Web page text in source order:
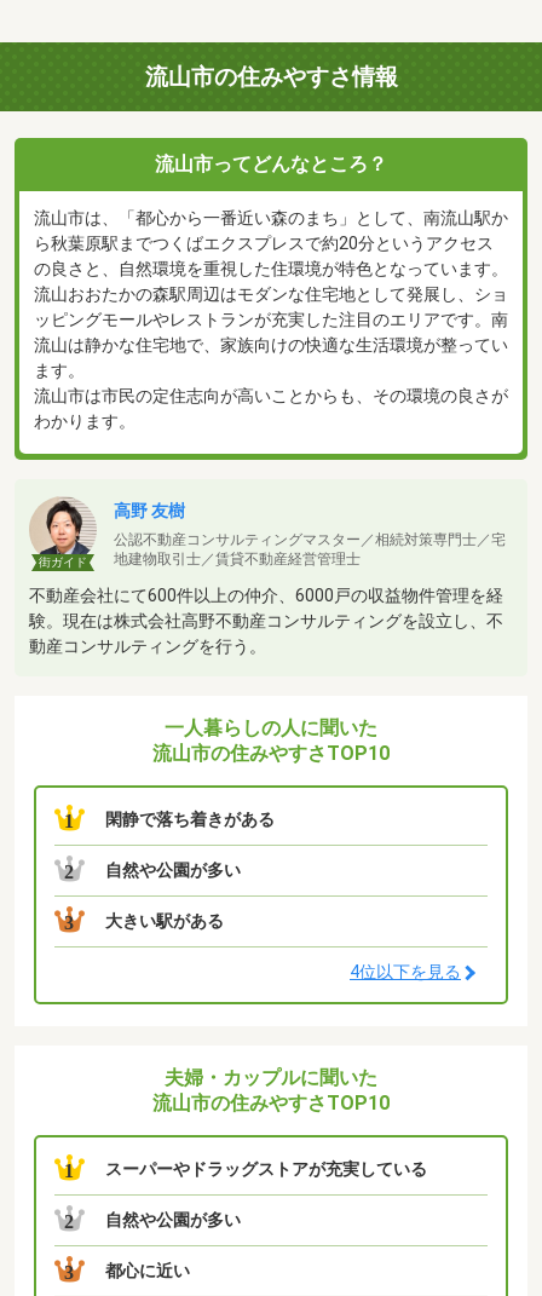
流山市の住みやすさ情報
流山市ってどんなところ？
流山市は、「都心から一番近い森のまち」として、南流山駅か
ら秋葉原駅までつくばエクスプレスで約20分というアクセス
の良さと、自然環境を重視した住環境が特色となっています。
流山おおたかの森駅周辺はモダンな住宅地として発展し、ショ
ッピングモールやレストランが充実した注目のエリアです。南
流山は静かな住宅地で、家族向けの快適な生活環境が整ってい
ます。
流山市は市民の定住志向が高いことからも、その環境の良さが
わかります。
街ガイド
高野 友樹
公認不動産コンサルティングマスター／相続対策専門士／宅
地建物取引士／賃貸不動産経営管理士
不動産会社にて600件以上の仲介、6000戸の収益物件管理を経
験。現在は株式会社高野不動産コンサルティングを設立し、不
動産コンサルティングを行う。
一人暮らしの人に聞いた
流山市の住みやすさTOP10
1 閑静で落ち着きがある
2 自然や公園が多い
3 大きい駅がある
4位以下を見る
夫婦・カップルに聞いた
流山市の住みやすさTOP10
1 スーパーやドラッグストアが充実している
2 自然や公園が多い
3 都心に近い